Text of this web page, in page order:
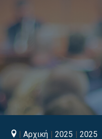
Αρχική 2025 2025